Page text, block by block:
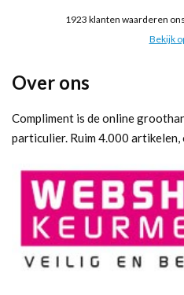
1923 klanten waarderen
Bekijk
Over ons
Compliment is de online
particulier. Ruim 4.000 artikelen,